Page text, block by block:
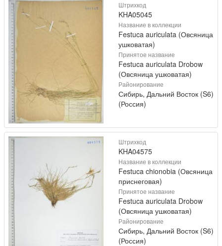
Штрихкод
KHA05045
Название в коллекции
Festuca auriculata (Овсяница
ушковатая)
Принятое название
Festuca auriculata Drobow
(Овсяница ушковатая)
Районирование
Сибирь, Дальний Восток (S6)
(Россия)
Штрихкод
KHA04575
Название в коллекции
Festuca chionobia (Овсяница
приснеговая)
Принятое название
Festuca auriculata Drobow
(Овсяница ушковатая)
Районирование
Сибирь, Дальний Восток (S6)
(Россия)